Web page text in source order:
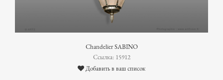
Chandelier SABINO
Ссылка: 15912
Добавить в ваш список